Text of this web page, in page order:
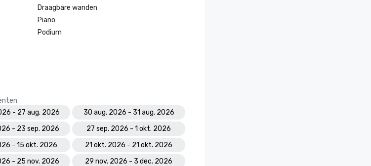
Draagbare wanden
Piano
Podium
- 27 aug. 2026
30 aug. 2026 - 31 aug. 2026
- 23 sep. 2026
27 sep. 2026 - 1 okt. 2026
- 15 okt. 2026
21 okt. 2026 - 21 okt. 2026
- 25 nov. 2026
29 nov. 2026 - 3 dec. 2026